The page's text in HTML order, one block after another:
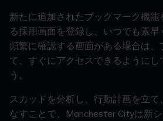
新たに追加されたブックマーク機
る採用画面を登録し、いつでも素早
頻繁に確認する画面がある場合は、
て、すぐにアクセスできるようにし
う。
スカッドを分析し、行動計画を立て
なすことで、Manchester Cityは新